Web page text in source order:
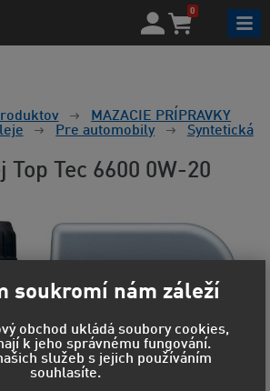
0
MAZACIE PRÍPRAVKY
Pre automobily
Syntetická
Top Tec 6600 0W-20
soukromí nám záleží
obchod ukládá soubory cookies,
k jeho správnému fungování.
služeb s jejich používáním
souhlasíte.